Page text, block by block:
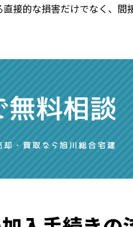
接的な損害だけでなく、